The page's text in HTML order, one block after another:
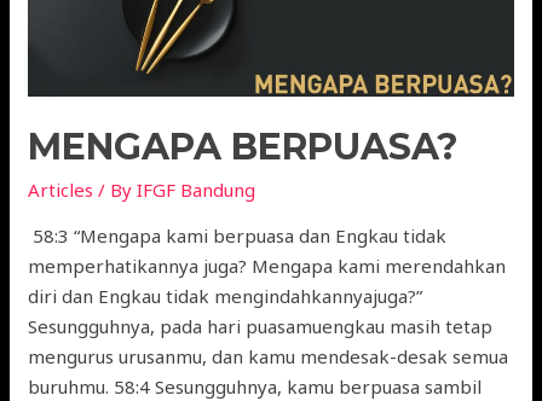
MENGAPA BERPUASA?
Articles / ByIFGF Bandung
58:3 “Mengapa kami berpuasa dan Engkau tidak
memperhatikannya juga? Mengapa kami merendahkan
diri dan Engkau tidak mengindahkannyajuga?”
Sesungguhnya, pada hari puasamuengkau masih tetap
mengurus urusanmu, dan kamu mendesak-desak semua
buruhmu. 58:4 Sesungguhnya, kamu berpuasa sambil